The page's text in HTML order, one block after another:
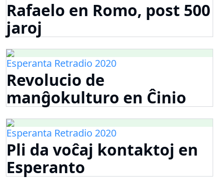
Rafaelo en Romo, post 500
jaroj
Esperanta Retradio 2020
Revolucio de
manĝokulturo en Ĉinio
Esperanta Retradio 2020
Pli da voĉaj kontaktoj en
Esperanto